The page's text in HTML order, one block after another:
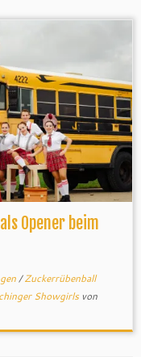
Opener beim
/Zuckerrübenball
Showgirls von